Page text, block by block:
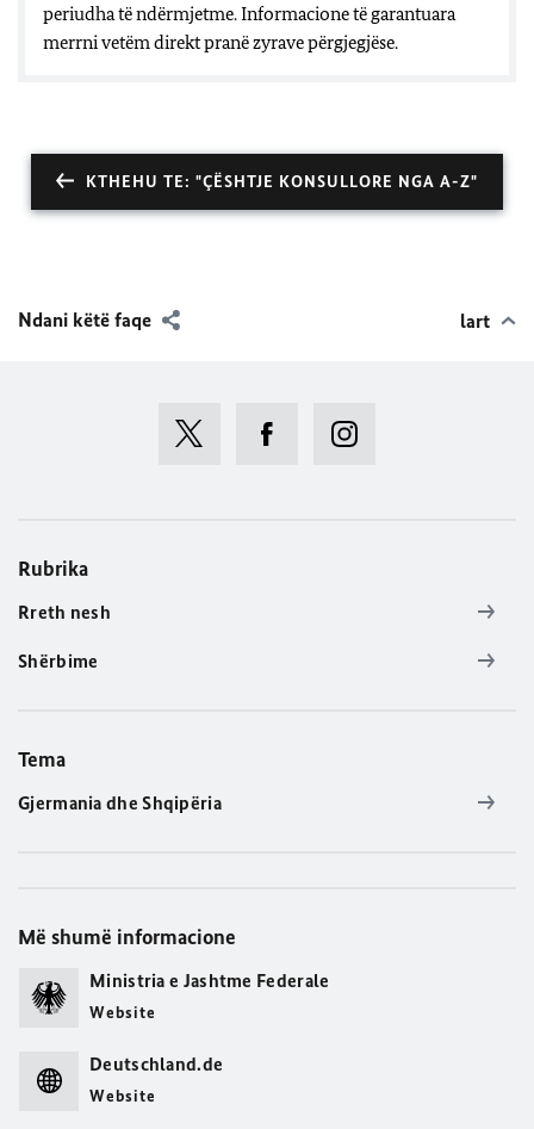
periudha të ndërmjetme. Informacione të garantuara
merrni vetëm direkt pranë zyrave përgjegjëse.
KTHEHU TE: "ÇËSHTJE KONSULLORE NGA A-Z"
Ndani këtë faqe lart
Rubrika
Rreth nesh
Shërbime
Tema
Gjermania dhe Shqipëria
Më shumë informacione
Ministria e Jashtme Federale
Website
Deutschland.de
Website